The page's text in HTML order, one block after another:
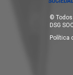
©
DSG
Política